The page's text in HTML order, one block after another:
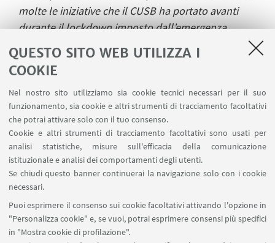
QUESTO SITO WEB UTILIZZA I
COOKIE
Nel nostro sito utilizziamo sia cookie tecnici necessari per il suo
funzionamento, sia cookie e altri strumenti di tracciamento facoltativi
che potrai attivare solo con il tuo consenso.
Cookie e altri strumenti di tracciamento facoltativi sono usati per
analisi statistiche, misure sull'efficacia della comunicazione
istituzionale e analisi dei comportamenti degli utenti.
Se chiudi questo banner continuerai la navigazione solo con i cookie
necessari.
Puoi esprimere il consenso sui cookie facoltativi attivando l'opzione in
"Personalizza cookie" e, se vuoi, potrai esprimere consensi più specifici
in "Mostra cookie di profilazione".
molte le iniziative che il CUSB ha portato avanti
durante il lockdown imposto dall’emergenza
sanitaria del COVID-19: anche a distanza non sono
mancati progetti, video ed eventi per coinvolgere la
nostra comunità, mettendo sempre al centro il
fondamentale ruolo dell’attività fisica e delle
buone pratiche di vita. Per il CUS Bologna lo sport
è educazione, formazione, cultura, agonismo e
aggregazione sociale. Valori su cui è costruita la
strategia dell’Università di Bologna per favorire
l’attività sportiva studentesca e migliorare la
qualità della vita dei propri iscritti. "
Piero Pagni - Presidente CUS Bologna